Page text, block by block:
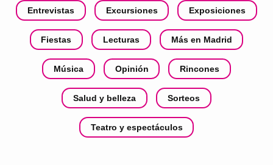
Entrevistas Excursiones Exposiciones
Fiestas Lecturas Más en Madrid
Música Opinión Rincones
Salud y belleza Sorteos
Teatro y espectáculos